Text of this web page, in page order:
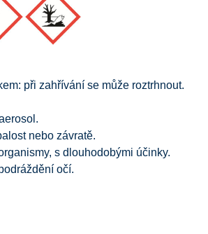
při zahřívání se může roztrhnout.
nebo závratě.
s dlouhodobými účinky.
očí.